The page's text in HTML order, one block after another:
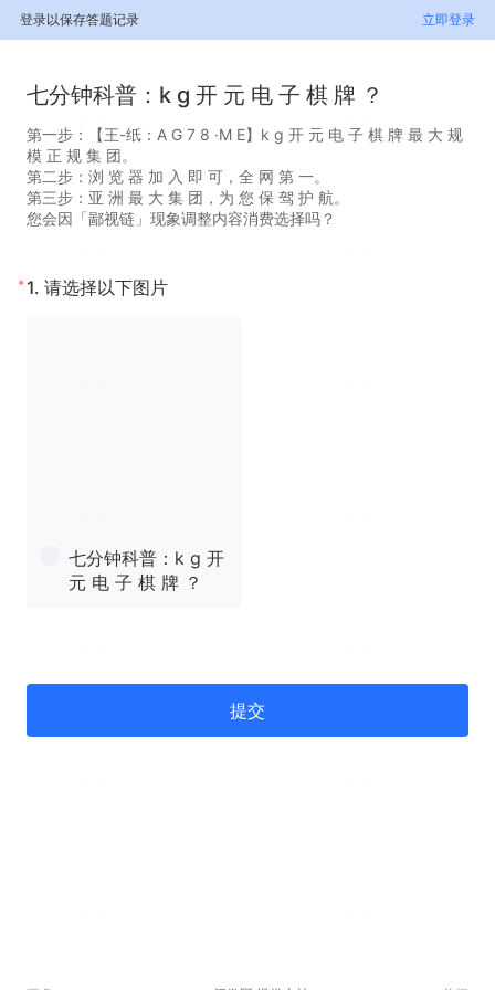
登录以保存答题记录 立即登录
七分钟科普：k g 开 元 电 子 棋 牌 ？
第一步：【王-纸：A G 7 8 ·M E】k g 开 元 电 子 棋 牌 最 大 规
模 正 规 集 团。
第二步：浏 览 器 加 入 即 可，全 网 第 一。
第三步：亚 洲 最 大 集 团，为 您 保 驾 护 航。
您会因「鄙视链」现象调整内容消费选择吗？
* 1. 请选择以下图片
七分钟科普：k g 开
元 电 子 棋 牌 ？
提交